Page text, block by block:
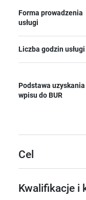
Forma prowadzenia
usługi
Liczba godzin usługi
Podstawa uzyskania
wpisu do BUR
Cel
Kwalifikacje i